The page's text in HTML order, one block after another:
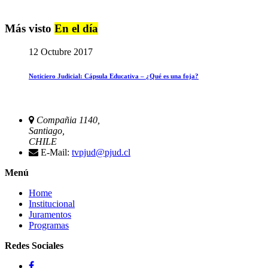
Más visto En el día
12 Octubre 2017
Noticiero Judicial: Cápsula Educativa – ¿Qué es una foja?
Compañia 1140,
Santiago,
CHILE
E-Mail: tvpjud@pjud.cl
Menú
Home
Institucional
Juramentos
Programas
Redes Sociales